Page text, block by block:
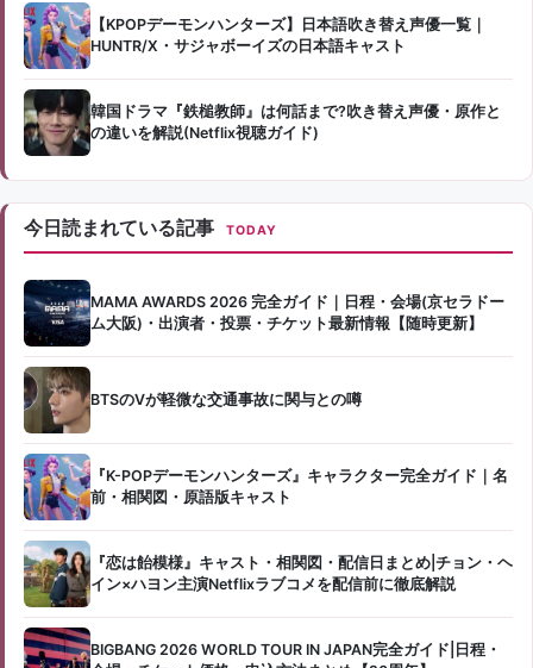
【KPOPデーモンハンターズ】日本語吹き替え声優一覧｜
HUNTR/X・サジャボーイズの日本語キャスト
韓国ドラマ『鉄槌教師』は何話まで?吹き替え声優・原作と
の違いを解説(Netflix視聴ガイド)
今日読まれている記事 TODAY
MAMA AWARDS 2026 完全ガイド｜日程・会場(京セラドー
ム大阪)・出演者・投票・チケット最新情報【随時更新】
BTSのVが軽微な交通事故に関与との噂
『K-POPデーモンハンターズ』キャラクター完全ガイド｜名
前・相関図・原語版キャスト
『恋は飴模様』キャスト・相関図・配信日まとめ|チョン・ヘ
イン×ハヨン主演Netflixラブコメを配信前に徹底解説
BIGBANG 2026 WORLD TOUR IN JAPAN完全ガイド|日程・